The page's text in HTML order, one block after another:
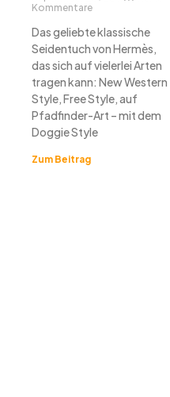
Kommentare
Das geliebte klassische
Seidentuch von Hermès,
das sich auf vielerlei Arten
tragen kann: New Western
Style, Free Style, auf
Pfadfinder-Art – mit dem
Doggie Style
Zum Beitrag